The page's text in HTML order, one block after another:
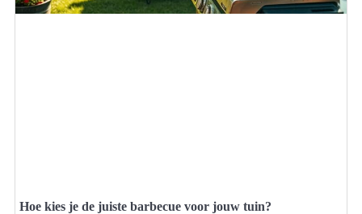
Hoe kies je de juiste barbecue voor jouw tuin?